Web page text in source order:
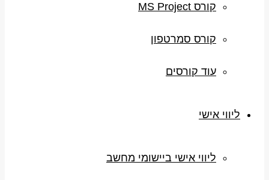
קורס MS Project
קורס סמרטפון
עוד קורסים
ליווי אישי
ליווי אישי ביישומי מחשב